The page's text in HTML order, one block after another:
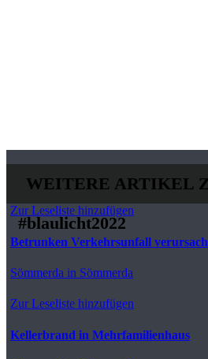
WEITERE ARTIKEL
#blaulicht2022
Zur Leseliste hinzufügen
Betrunken Verkehrsunfall
Sömmerda in Sömmerda
Zur Leseliste hinzufügen
Kellerbrand in Mehrfamilienhaus